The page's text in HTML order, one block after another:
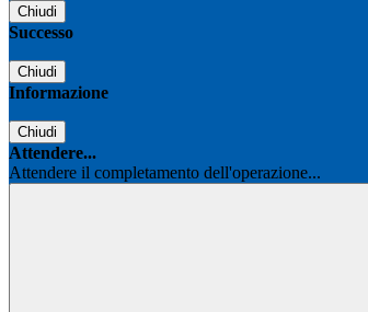
Chiudi
Successo
Chiudi
Informazione
Chiudi
Attendere...
Attendere il completamento dell'operazione...